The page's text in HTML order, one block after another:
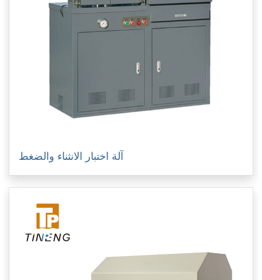
آلة اختبار الانثناء والضغط